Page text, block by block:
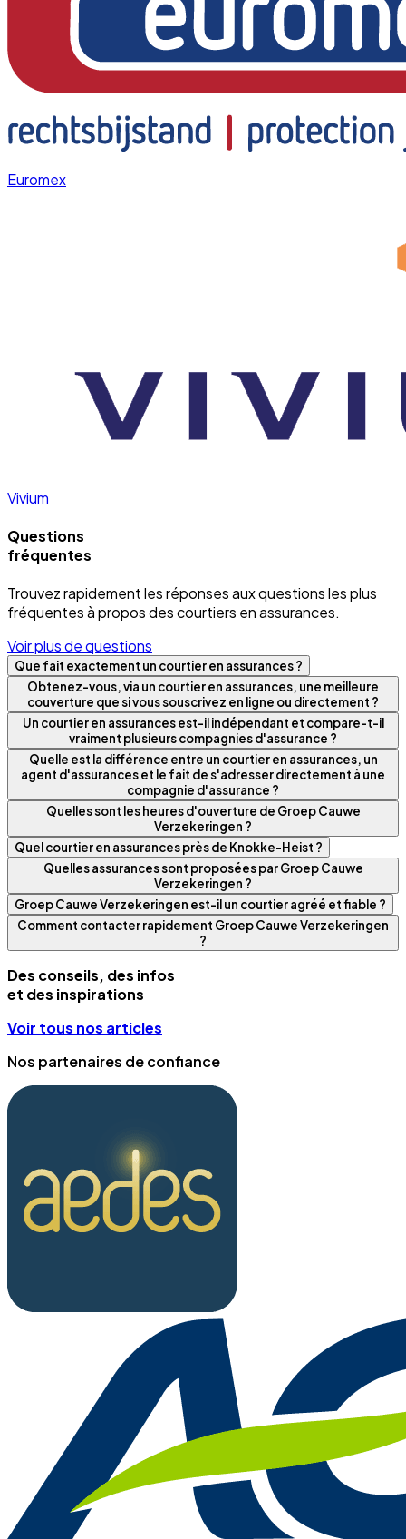
Euromex
Vivium
Questions
fréquentes
Trouvez rapidement les réponses aux questions les plus
fréquentes à propos des courtiers en assurances.
Voir plus de questions
Que fait exactement un courtier en assurances ?
Obtenez-vous, via un courtier en assurances, une meilleure
couverture que si vous souscrivez en ligne ou directement ?
Un courtier en assurances est-il indépendant et compare-t-il
vraiment plusieurs compagnies d'assurance ?
Quelle est la différence entre un courtier en assurances, un
agent d'assurances et le fait de s'adresser directement à une
compagnie d'assurance ?
Quelles sont les heures d'ouverture de Groep Cauwe
Verzekeringen ?
Quel courtier en assurances près de Knokke-Heist ?
Quelles assurances sont proposées par Groep Cauwe
Verzekeringen ?
Groep Cauwe Verzekeringen est-il un courtier agréé et fiable ?
Comment contacter rapidement Groep Cauwe Verzekeringen
?
Des conseils, des infos
et des inspirations
Voir tous nos articles
Nos partenaires de confiance